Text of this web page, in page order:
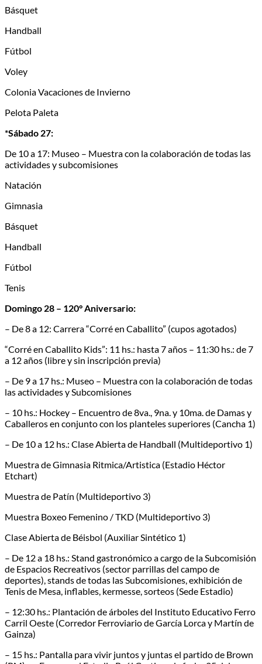
Básquet
Handball
Fútbol
Voley
Colonia Vacaciones de Invierno
Pelota Paleta
*Sábado 27:
De 10 a 17: Museo – Muestra con la colaboración de todas las
actividades y subcomisiones
Natación
Gimnasia
Básquet
Handball
Fútbol
Tenis
Domingo 28 – 120° Aniversario:
– De 8 a 12: Carrera “Corré en Caballito” (cupos agotados)
“Corré en Caballito Kids”: 11 hs.: hasta 7 años – 11:30 hs.: de 7
a 12 años (libre y sin inscripción previa)
– De 9 a 17 hs.: Museo – Muestra con la colaboración de todas
las actividades y Subcomisiones
– 10 hs.: Hockey – Encuentro de 8va., 9na. y 10ma. de Damas y
Caballeros en conjunto con los planteles superiores (Cancha 1)
– De 10 a 12 hs.: Clase Abierta de Handball (Multideportivo 1)
Muestra de Gimnasia Ritmica/Artistica (Estadio Héctor
Etchart)
Muestra de Patín (Multideportivo 3)
Muestra Boxeo Femenino / TKD (Multideportivo 3)
Clase Abierta de Béisbol (Auxiliar Sintético 1)
– De 12 a 18 hs.: Stand gastronómico a cargo de la Subcomisión
de Espacios Recreativos (sector parrillas del campo de
deportes), stands de todas las Subcomisiones, exhibición de
Tenis de Mesa, inflables, kermesse, sorteos (Sede Estadio)
– 12:30 hs.: Plantación de árboles del Instituto Educativo Ferro
Carril Oeste (Corredor Ferroviario de García Lorca y Martín de
Gainza)
– 15 hs.: Pantalla para vivir juntos y juntas el partido de Brown